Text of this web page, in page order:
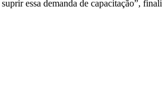
essa demanda de capacitação”,